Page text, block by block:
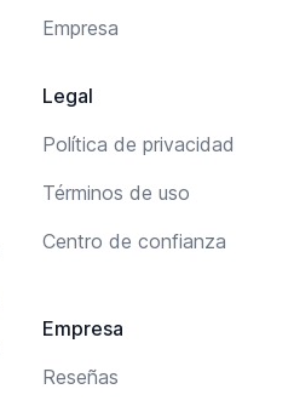
Empresa
Legal
Política de privacidad
Términos de uso
Centro de confianza
Empresa
Reseñas